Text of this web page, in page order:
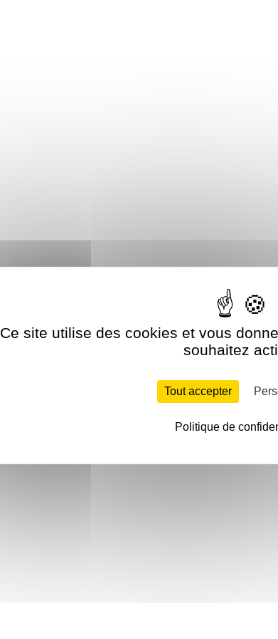
Ce site utilise des cookies et vous
souhaitez
Tout accepter
Politique de